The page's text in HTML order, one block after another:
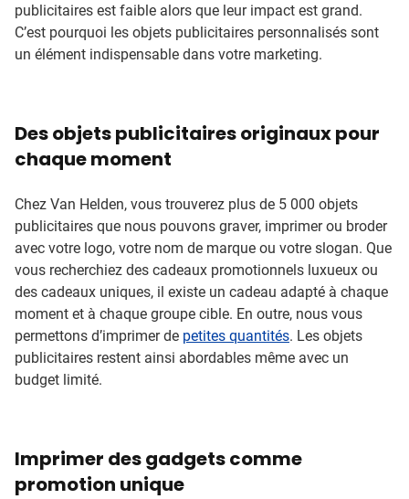
publicitaires est faible alors que leur impact est grand.
C’est pourquoi les objets publicitaires personnalisés sont
un élément indispensable dans votre marketing.
Des objets publicitaires originaux pour
chaque moment
Chez Van Helden, vous trouverez plus de 5 000 objets
publicitaires que nous pouvons graver, imprimer ou broder
avec votre logo, votre nom de marque ou votre slogan. Que
vous recherchiez des cadeaux promotionnels luxueux ou
des cadeaux uniques, il existe un cadeau adapté à chaque
moment et à chaque groupe cible. En outre, nous vous
permettons d’imprimer de petites quantités. Les objets
publicitaires restent ainsi abordables même avec un
budget limité.
Imprimer des gadgets comme
promotion unique